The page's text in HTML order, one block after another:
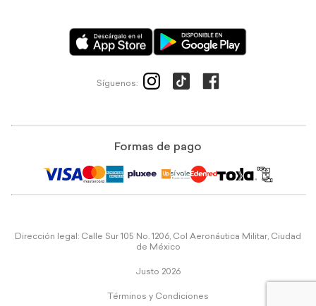
Síguenos:
Formas de pago
Dirección legal: Calle Sur 105 No. 1206, Col Aeronáutica Militar, Ciudad
de México
Justo 2026
Términos y Condiciones